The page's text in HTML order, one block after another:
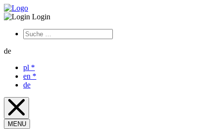
Login
de
pl *
en *
de
MENU